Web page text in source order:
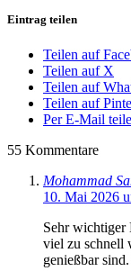
Eintrag teilen
Teilen auf
Teilen auf X
Teilen auf
Teilen auf
Per E-Mail
55 Kommentare
Mohammad
10. Mai 2026
Sehr wichtiger
viel zu schnell
genießbar